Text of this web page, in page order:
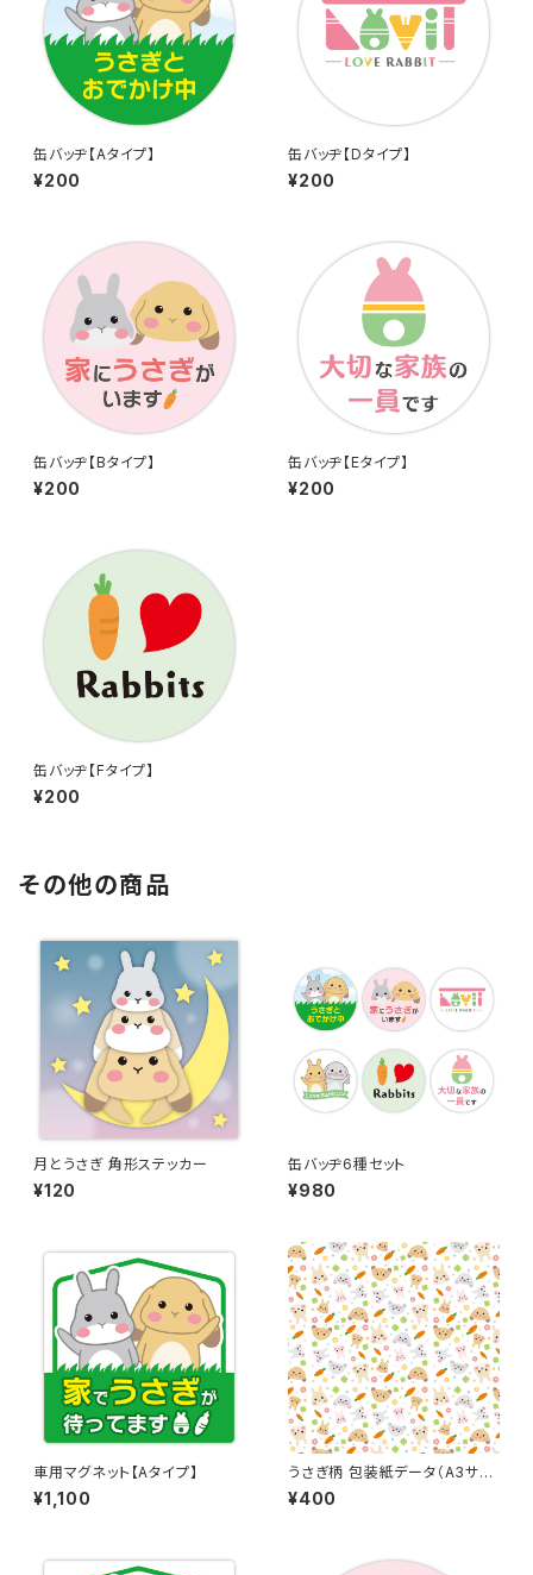
缶バッヂ【Aタイプ】
¥200
缶バッヂ【Dタイプ】
¥200
缶バッヂ【Bタイプ】
¥200
缶バッヂ【Eタイプ】
¥200
缶バッヂ【Fタイプ】
¥200
その他の商品
月とうさぎ 角形ステッカー
¥120
缶バッヂ6種セット
¥980
車用マグネット【Aタイプ】
¥1,100
うさぎ柄 包装紙データ（A3サイ
ズ）
¥400